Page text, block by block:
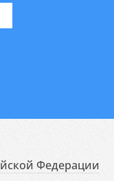
Федерации